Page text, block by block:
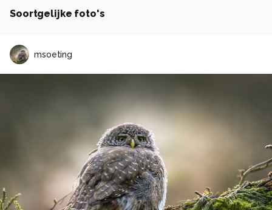
Soortgelijke foto's
msoeting